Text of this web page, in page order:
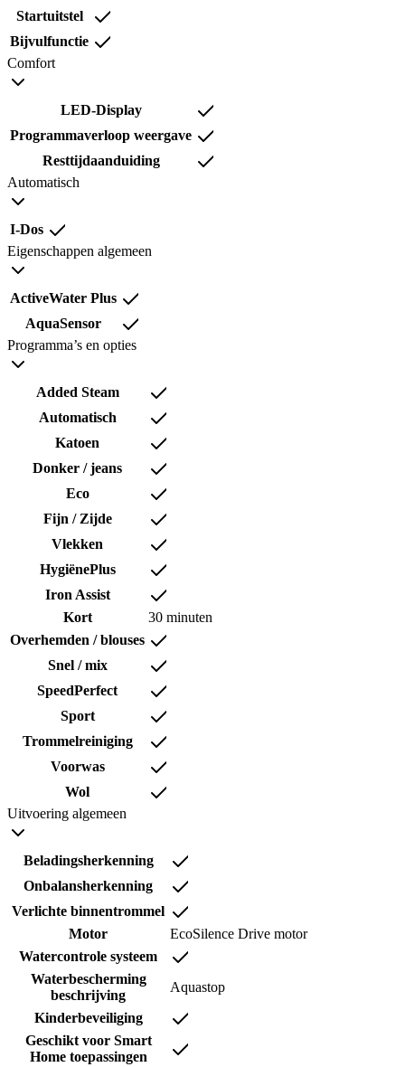
Startuitstel
Bijvulfunctie
Comfort
LED-Display
Programmaverloop weergave
Resttijdaanduiding
Automatisch
I-Dos
Eigenschappen algemeen
ActiveWater Plus
AquaSensor
Programma’s en opties
Added Steam
Automatisch
Katoen
Donker / jeans
Eco
Fijn / Zijde
Vlekken
HygiënePlus
Iron Assist
Kort
30 minuten
Overhemden / blouses
Snel / mix
SpeedPerfect
Sport
Trommelreiniging
Voorwas
Wol
Uitvoering algemeen
Beladingsherkenning
Onbalansherkenning
Verlichte binnentrommel
Motor
EcoSilence Drive motor
Watercontrole systeem
Waterbescherming
beschrijving
Aquastop
Kinderbeveiliging
Geschikt voor Smart
Home toepassingen